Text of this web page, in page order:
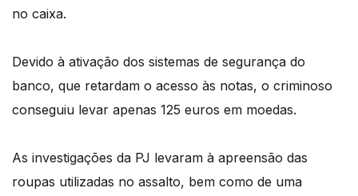
no caixa.
Devido à ativação dos sistemas de segurança do
banco, que retardam o acesso às notas, o criminoso
conseguiu levar apenas 125 euros em moedas.
As investigações da PJ levaram à apreensão das
roupas utilizadas no assalto, bem como de uma